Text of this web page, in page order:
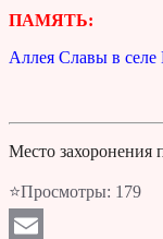
ПАМЯТЬ:
Аллея Славы в селе
Место захоронения
⭐Просмотры: 179